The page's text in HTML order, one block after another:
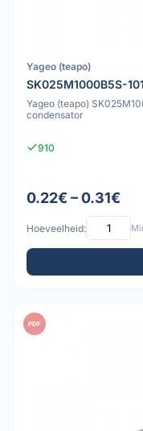
Yageo (teapo)
SK025M1000B5S-
Yageo (teapo)
condensator
910
0.22€ – 0.31€
Hoeveelheid:
PDF